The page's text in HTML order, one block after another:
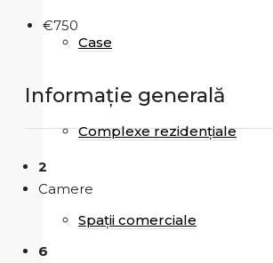
Case
Complexe rezidențiale
Spații comerciale
€750
Informație generală
2
Camere
6